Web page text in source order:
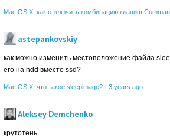
Mac OS X: как отключить комбинацию клавиш
astepankovskiy
как можно изменить местоположение файла
его на hdd вместо ssd?
Mac OS X: что такое sleepimage? · 3 years ago
Aleksey Demchenko
крутотень